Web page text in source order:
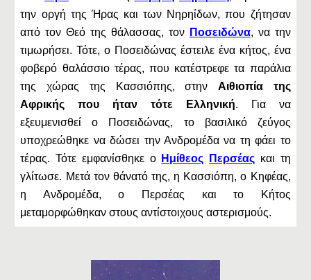
την οργή της Ήρας και των Νηρηίδων, που ζήτησαν
από τον Θεό της θάλασσας, τον Ποσειδώνα, να την
τιμωρήσει. Τότε, ο Ποσειδώνας έστειλε ένα κήτος, ένα
φοβερό θαλάσσιο τέρας, που κατέστρεφε τα παράλια
της χώρας της Κασσιόπης, στην Αιθιοπία της
Αφρικής που ήταν τότε Ελληνική. Για να
εξευμενισθεί ο Ποσειδώνας, το βασιλικό ζεύγος
υποχρεώθηκε να δώσει την Ανδρομέδα να τη φάει το
τέρας. Τότε εμφανίσθηκε ο Ημίθεος Περσέας και τη
γλίτωσε. Μετά τον θάνατό της, η Κασσιόπη, ο Κηφέας,
η Ανδρομέδα, ο Περσέας και το Κήτος
μεταμορφώθηκαν στους αντίστοιχους αστερισμούς.